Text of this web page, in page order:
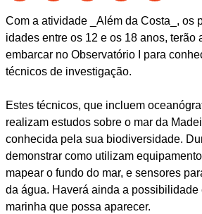
Com a atividade _Além da Costa_, os
idades entre os 12 e os 18 anos, terão
embarcar no Observatório I para
técnicos de investigação.
Estes técnicos, que incluem
realizam estudos sobre o mar da
conhecida pela sua biodiversidade.
demonstrar como utilizam
mapear o fundo do mar, e sensores
da água. Haverá ainda a possibilidade
marinha que possa aparecer.